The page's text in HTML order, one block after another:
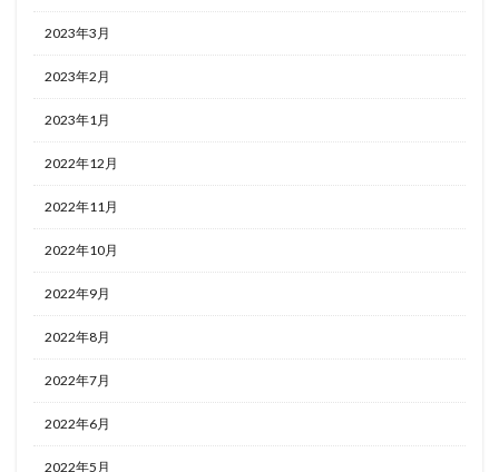
2023年3月
2023年2月
2023年1月
2022年12月
2022年11月
2022年10月
2022年9月
2022年8月
2022年7月
2022年6月
2022年5月